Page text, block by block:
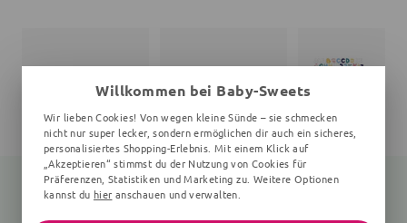
Willkommen bei Baby-Sweets
Wir lieben Cookies! Von wegen kleine Sünde – sie schmecken
nicht nur super lecker, sondern ermöglichen dir auch ein sicheres,
personalisiertes Shopping-Erlebnis. Mit einem Klick auf
„Akzeptieren“ stimmst du der Nutzung von Cookies für
Präferenzen, Statistiken und Marketing zu. Weitere Optionen
kannst du hier anschauen und verwalten.